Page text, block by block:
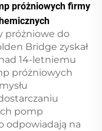
próżniowych firmy
próżniowe do
Bridge zyskał
14-letniemu
próżniowych
pomp
odpowiadają na